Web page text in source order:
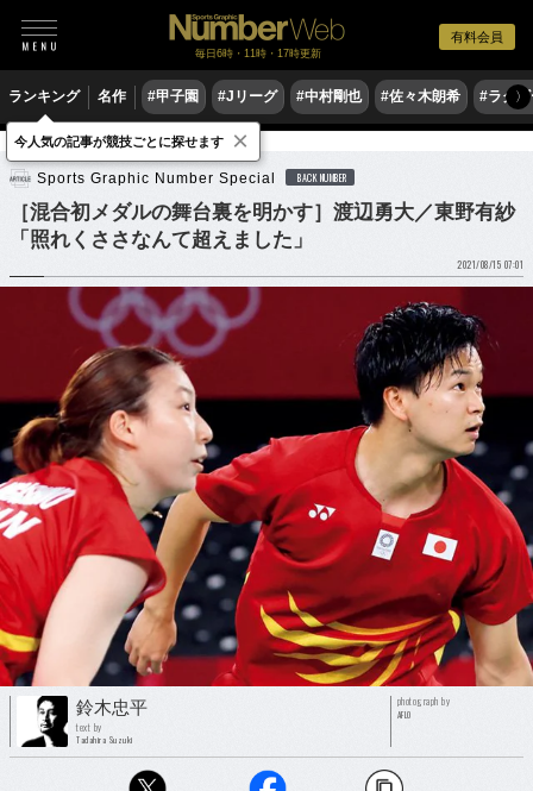
有料会員
毎日6時・11時・17時更新
ランキング 名作 #甲子園 #Jリーグ #中村剛也 #佐々木朗希 #ラグ〉
他競技 バドミントン
Sports Graphic Number Special BACK NUMBER
［混合初メダルの舞台裏を明かす］渡辺勇大／東野有紗
「照れくささなんて超えました」
2021/08/15 07:01
鈴木忠平
text by
Tadahira Suzuki
photograph by
AFLO
今人気の記事が競技ごとに探せます ×